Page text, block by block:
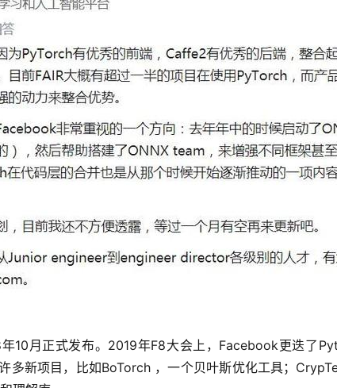
10月正式发布。2019年F8大会上，Facebook更迭了
多新项目，比如BoTorch ，一个贝叶斯优化工具；